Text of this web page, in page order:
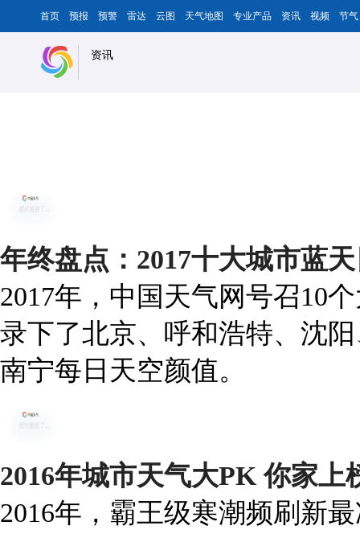
首页 预报 预警 雷达 云图 天气地图 专业产品 资讯 视频 节气
资讯
年终盘点：2017十大城市蓝
2017年，中国天气网号召10
录下了北京、呼和浩特、沈
南宁每日天空颜值。
2016年城市天气大PK 你家上
2016年，霸王级寒潮频刷新